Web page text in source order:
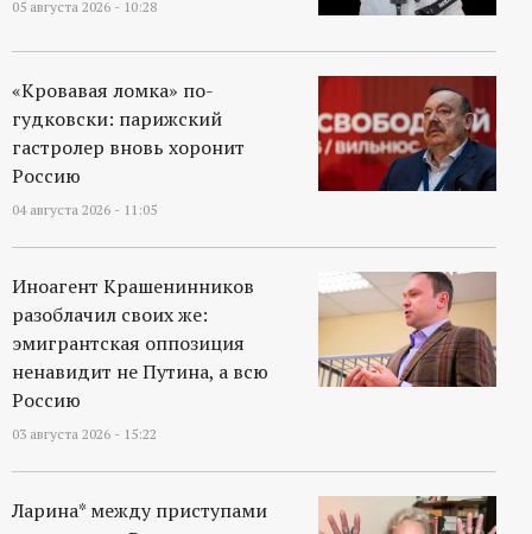
05 августа 2026 - 10:28
«Кровавая ломка» по-
гудковски: парижский
гастролер вновь хоронит
Россию
04 августа 2026 - 11:05
Иноагент Крашенинников
разоблачил своих же:
эмигрантская оппозиция
ненавидит не Путина, а всю
Россию
03 августа 2026 - 15:22
Ларина* между приступами